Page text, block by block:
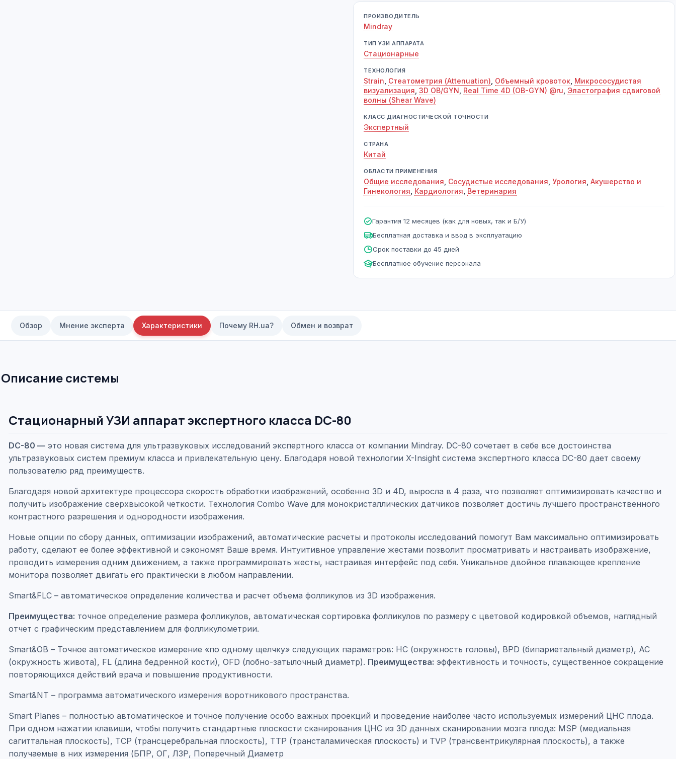
ПРОИЗВОДИТЕЛЬ
Mindray
ТИП УЗИ АППАРАТА
Стационарные
ТЕХНОЛОГИЯ
Strain Стеатометрия (Attenuation) Объемный кровоток Микрососудистая
визуализация 3D OB/GYN Real Time 4D (OB-GYN) @ru Эластография сдвиговой
волны (Shear Wave)
КЛАСС ДИАГНОСТИЧЕСКОЙ ТОЧНОСТИ
Экспертный
СТРАНА
Китай
ОБЛАСТИ ПРИМЕНЕНИЯ
Общие исследования Сосудистые исследования Урология Акушерство и
Гинекология Кардиология Ветеринария
Гарантия 12 месяцев (как для новых, так и Б/У)
Бесплатная доставка и ввод в эксплуатацию
Срок поставки до 45 дней
Бесплатное обучение персонала
Обзор Мнение эксперта Характеристики Почему RH.ua? Обмен и возврат
Описание системы
Стационарный УЗИ аппарат экспертного класса DC-80
DC-80 — это новая система для ультразвуковых исследований экспертного класса от компании Mindray. DC-80 сочетает в себе все достоинства
ультразвуковых систем премиум класса и привлекательную цену. Благодаря новой технологии X-Insight система экспертного класса DC-80 дает своему
пользователю ряд преимуществ.
Благодаря новой архитектуре процессора скорость обработки изображений, особенно 3D и 4D, выросла в 4 раза, что позволяет оптимизировать качество и
получить изображение сверхвысокой четкости. Технология Combo Wave для монокристаллических датчиков позволяет достичь лучшего пространственного
контрастного разрешения и однородности изображения.
Новые опции по сбору данных, оптимизации изображений, автоматические расчеты и протоколы исследований помогут Вам максимально оптимизировать
работу, сделают ее более эффективной и сэкономят Ваше время. Интуитивное управление жестами позволит просматривать и настраивать изображение,
проводить измерения одним движением, а также программировать жесты, настраивая интерфейс под себя. Уникальное двойное плавающее крепление
монитора позволяет двигать его практически в любом направлении.
Smart&FLC – автоматическое определение количества и расчет объема фолликулов из 3D изображения.
Преимущества: точное определение размера фолликулов, автоматическая сортировка фолликулов по размеру с цветовой кодировкой объемов, наглядный
отчет с графическим представлением для фолликулометрии.
Smart&OB – Точное автоматическое измерение «по одному щелчку» следующих параметров: HC (окружность головы), BPD (бипариетальный диаметр), AC
(окружность живота), FL (длина бедренной кости), OFD (лобно-затылочный диаметр). Преимущества: эффективность и точность, существенное сокращение
повторяющихся действий врача и повышение продуктивности.
Smart&NT – программа автоматического измерения воротникового пространства.
Smart Planes – полностью автоматическое и точное получение особо важных проекций и проведение наиболее часто используемых измерений ЦНС плода.
При одном нажатии клавиши, чтобы получить стандартные плоскости сканирования ЦНС из 3D данных сканировании мозга плода: MSP (медиальная
сагиттальная плоскость), TCP (трансцеребральная плоскость), TTP (трансталамическая плоскость) и TVP (трансвентрикулярная плоскость), а также
получаемые в них измерения (БПР, ОГ, ЛЗР, Поперечный Диаметр